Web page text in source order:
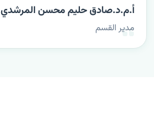
أ.م.د.صادق حليم محسن المرشدي
مدير القسم